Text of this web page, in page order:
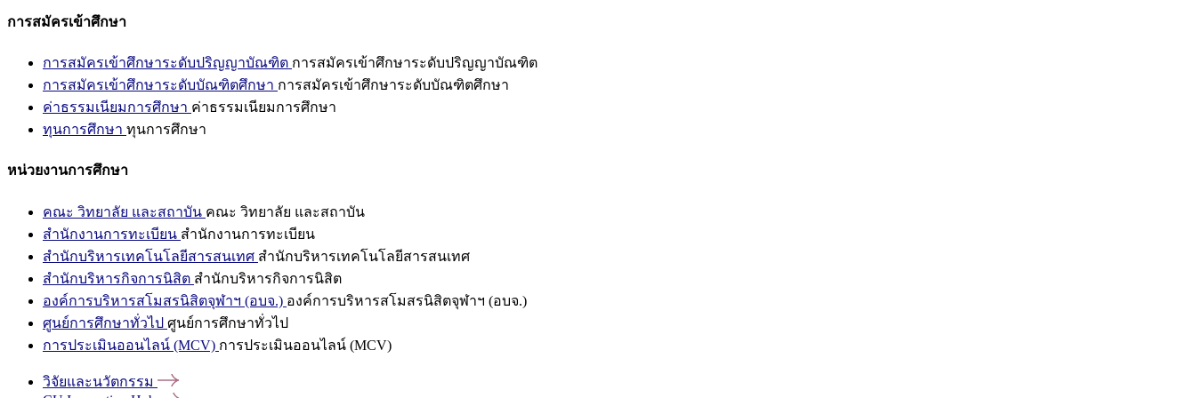
การสมัครเข้าศึกษา
การสมัครเข้าศึกษาระดับปริญญาบัณฑิต การสมัครเข้าศึกษาระดับปริญญาบัณฑิต
การสมัครเข้าศึกษาระดับบัณฑิตศึกษา การสมัครเข้าศึกษาระดับบัณฑิตศึกษา
ค่าธรรมเนียมการศึกษา ค่าธรรมเนียมการศึกษา
ทุนการศึกษา ทุนการศึกษา
หน่วยงานการศึกษา
คณะ วิทยาลัย และสถาบัน คณะ วิทยาลัย และสถาบัน
สำนักงานการทะเบียน สำนักงานการทะเบียน
สำนักบริหารเทคโนโลยีสารสนเทศ สำนักบริหารเทคโนโลยีสารสนเทศ
สำนักบริหารกิจการนิสิต สำนักบริหารกิจการนิสิต
องค์การบริหารสโมสรนิสิตจุฬาฯ (อบจ.) องค์การบริหารสโมสรนิสิตจุฬาฯ (อบจ.)
ศูนย์การศึกษาทั่วไป ศูนย์การศึกษาทั่วไป
การประเมินออนไลน์ (MCV) การประเมินออนไลน์ (MCV)
วิจัยและนวัตกรรม